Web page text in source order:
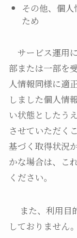
その他、個
ため
サービス運用
部または一部を
人情報同様に適
しました個人情
い状態としたう
させていただく
基づく取得状況
かな場合は、こ
ください。
また、利用目
しておりません。